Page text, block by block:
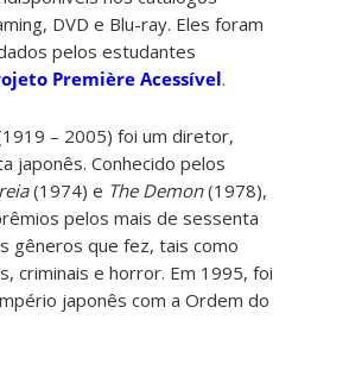
DVD e Blu-ray. Eles foram
pelos estudantes
Première Acessível.
– 2005) foi um diretor,
japonês. Conhecido pelos
(1974) e The Demon(1978),
pelos mais de sessenta
gêneros que fez, tais como
criminais e horror. Em 1995, foi
japonês com a Ordem do